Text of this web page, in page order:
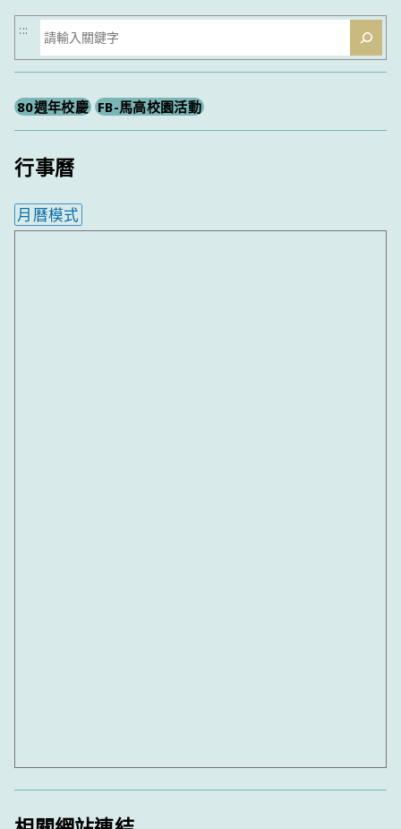
搜
尋
:::
80週年校慶 FB-馬高校園活動
行事曆
月曆模式